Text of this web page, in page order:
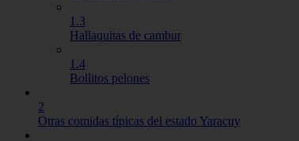
1.3
Hallaquitas de cambur
1.4
Bollitos pelones
2
Otras comidas típicas del estado Yaracuy